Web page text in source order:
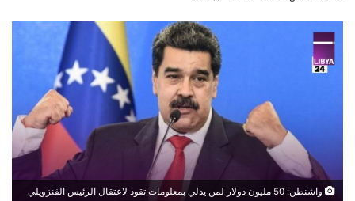
واشنطن: 50 مليون دولار لمن يدلي بمعلومات تقود لاعتقال الرئيس الفنزويلي